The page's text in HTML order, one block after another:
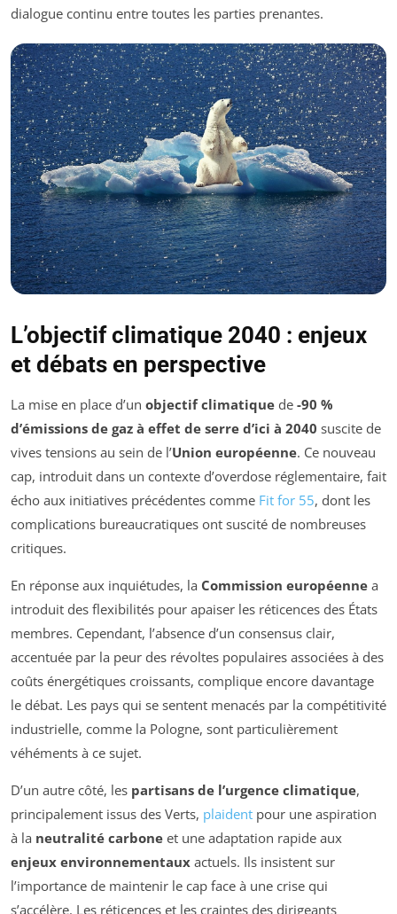
dialogue continu entre toutes les parties prenantes.
L’objectif climatique 2040 : enjeux
et débats en perspective
La mise en place d’un objectif climatique de -90 %
d’émissions de gaz à effet de serre d’ici à 2040 suscite de
vives tensions au sein de l’Union européenne. Ce nouveau
cap, introduit dans un contexte d’overdose réglementaire, fait
écho aux initiatives précédentes comme Fit for 55, dont les
complications bureaucratiques ont suscité de nombreuses
critiques.
En réponse aux inquiétudes, la Commission européenne a
introduit des flexibilités pour apaiser les réticences des États
membres. Cependant, l’absence d’un consensus clair,
accentuée par la peur des révoltes populaires associées à des
coûts énergétiques croissants, complique encore davantage
le débat. Les pays qui se sentent menacés par la compétitivité
industrielle, comme la Pologne, sont particulièrement
véhéments à ce sujet.
D’un autre côté, les partisans de l’urgence climatique,
principalement issus des Verts, plaident pour une aspiration
à la neutralité carbone et une adaptation rapide aux
enjeux environnementaux actuels. Ils insistent sur
l’importance de maintenir le cap face à une crise qui
s’accélère. Les réticences et les craintes des dirigeants